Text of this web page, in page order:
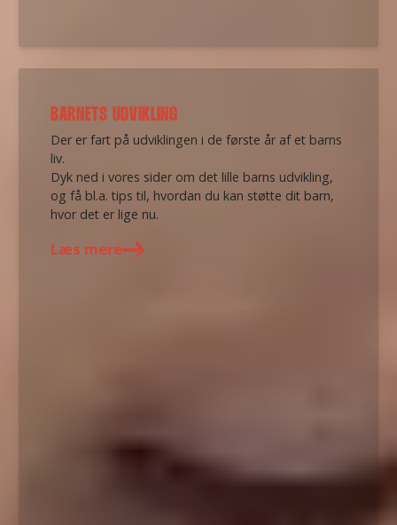
BARNETS UDVIKLING
Der er fart på udviklingen i de første år af et barns
liv.
Dyk ned i vores sider om det lille barns udvikling,
og få bl.a. tips til, hvordan du kan støtte dit barn,
hvor det er lige nu.
Læs mere